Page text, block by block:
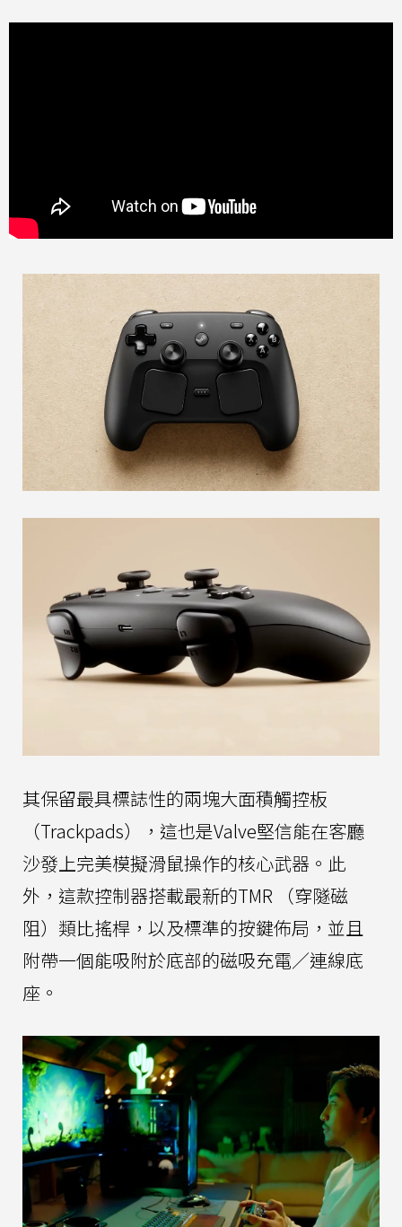
其保留最具標誌性的兩塊大面積觸控板
（Trackpads），這也是Valve堅信能在客廳
沙發上完美模擬滑鼠操作的核心武器。此
外，這款控制器搭載最新的TMR （穿隧磁
阻）類比搖桿，以及標準的按鍵佈局，並且
附帶一個能吸附於底部的磁吸充電／連線底
座。